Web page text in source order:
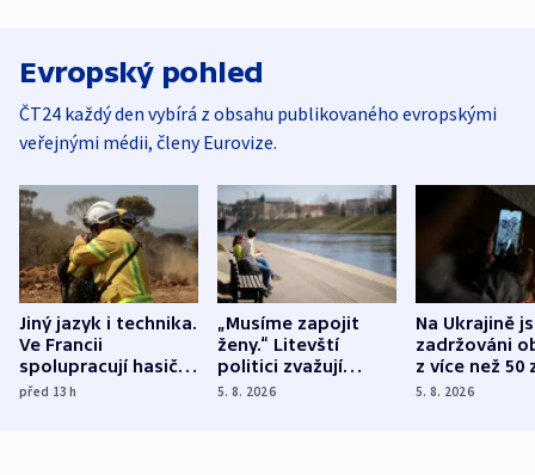
Evropský pohled
ČT24 každý den vybírá z obsahu publikovaného evropskými
veřejnými médii, členy Eurovize.
Jiný jazyk i technika.
Ve Francii
spolupracují hasiči z
různých zemí
před 13h
„Musíme zapojit
ženy.“ Litevští
politici zvažují
dohodu o
5. 8. 2026
Na Ukrajině
zadržováni
z více než 50
Bojovali na
5. 8. 2026